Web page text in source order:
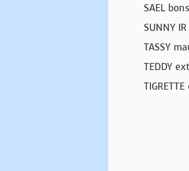
SAEL
SUNNY
TASSY
TEDDY